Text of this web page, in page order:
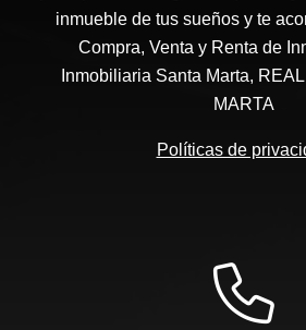
inmueble de tus sueños y te
Compra, Venta y Renta de
Inmobiliaria Santa Marta,
MARTA
Políticas de